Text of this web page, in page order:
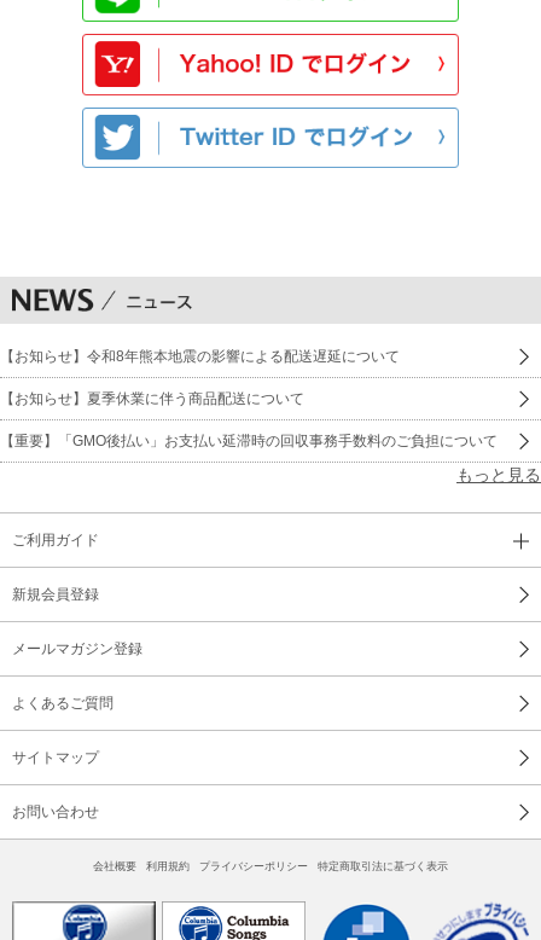
【お知らせ】令和8年熊本地震の影響による配送遅延について
【お知らせ】夏季休業に伴う商品配送について
【重要】「GMO後払い」お支払い延滞時の回収事務手数料のご負担について
もっと見る
ご利用ガイド
新規会員登録
メールマガジン登録
よくあるご質問
サイトマップ
お問い合わせ
会社概要 利用規約 プライバシーポリシー 特定商取引法に基づく表示